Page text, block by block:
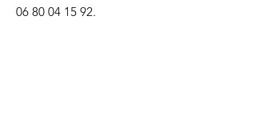
06 80 04 15 92.